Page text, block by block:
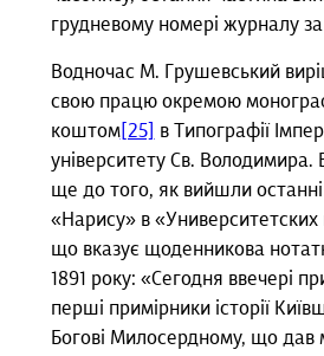
грудневому номері журналу за
Водночас М. Грушевський
свою працю окремою
коштом[25]
в Типографії
університету Св. Володимира.
ще до того, як вийшли
«Нарису» в «Университетских
що вказує щоденникова
1891 року: «Сегодня ввечері
перші примірники історії
Богові Милосердному, що дав